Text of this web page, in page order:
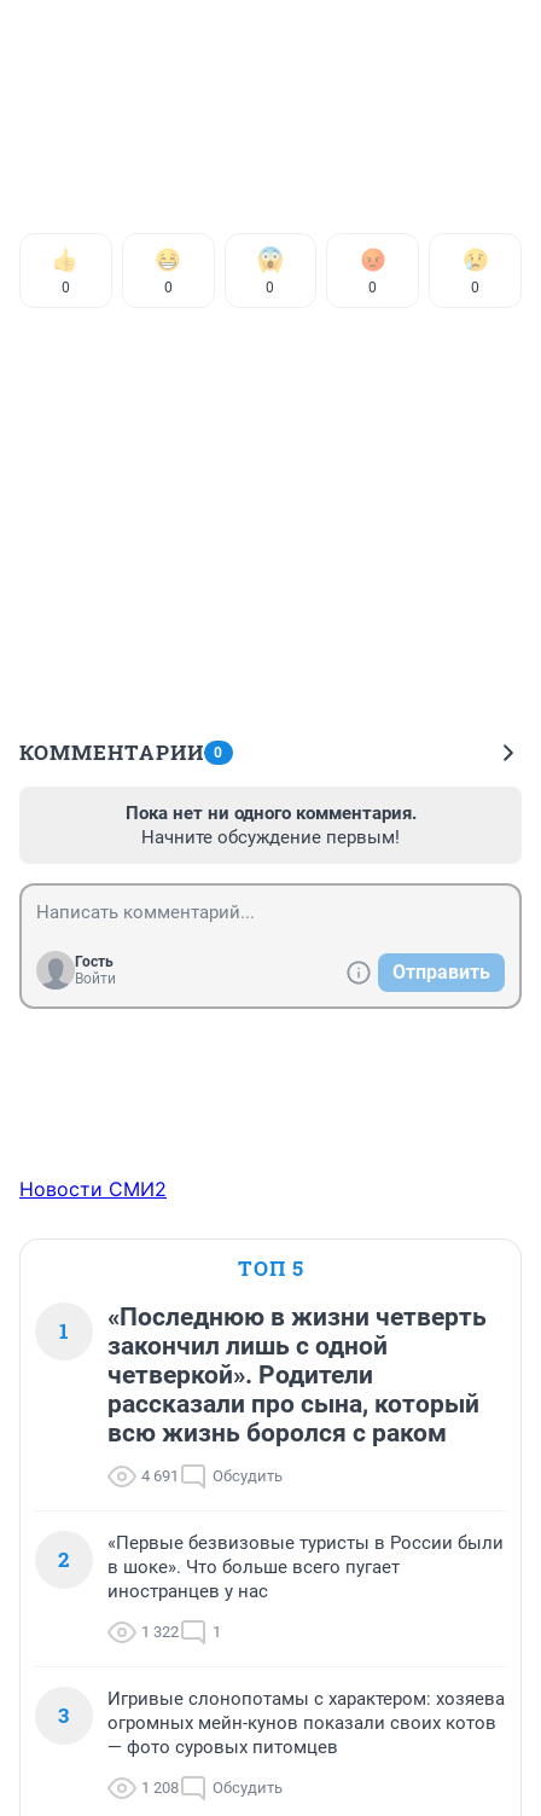
0 0 0 0 0
КОММЕНТАРИИ 0
Пока нет ни одного комментария.
Начните обсуждение первым!
Гость
Войти
Отправить
Новости СМИ2
ТОП 5
1
«Последнюю в жизни четверть
закончил лишь с одной
четверкой». Родители
рассказали про сына, который
всю жизнь боролся с раком
4 691 Обсудить
2
«Первые безвизовые туристы в России были
в шоке». Что больше всего пугает
иностранцев у нас
1 322 1
3
Игривые слонопотамы с характером: хозяева
огромных мейн-кунов показали своих котов
— фото суровых питомцев
1 208 Обсудить